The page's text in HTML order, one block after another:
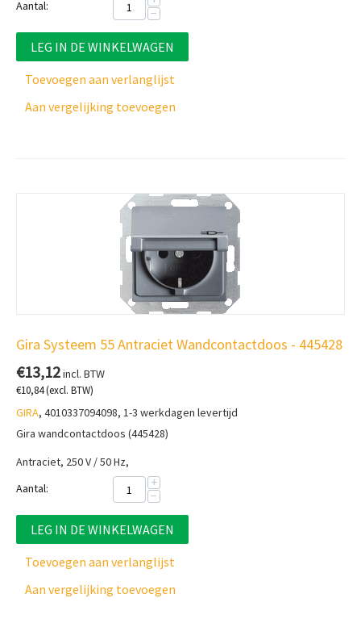
Aantal:
−
LEG IN DE WINKELWAGEN
Toevoegen aan verlanglijst
Aan vergelijking toevoegen
Gira Systeem 55 Antraciet Wandcontactdoos - 445428
€13,12incl. BTW
€10,84(excl. BTW)
GIRA, 4010337094098, 1-3 werkdagen levertijd
Gira wandcontactdoos (445428)
Antraciet, 250 V / 50 Hz,
Aantal:
+
−
LEG IN DE WINKELWAGEN
Toevoegen aan verlanglijst
Aan vergelijking toevoegen